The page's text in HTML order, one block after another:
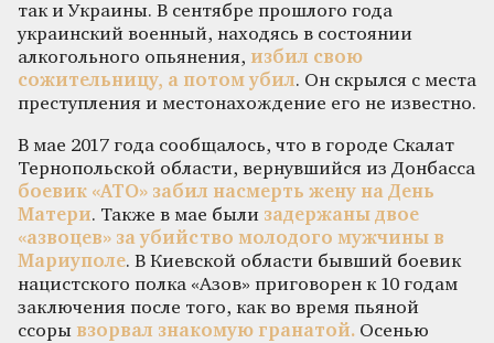
так и Украины. В сентябре прошлого года
украинский военный, находясь в состоянии
алкогольного опьянения, избил свою
сожительницу, а потом убил. Он скрылся с места
преступления и местонахождение его не известно.
В мае 2017 года сообщалось, что в городе Скалат
Тернопольской области, вернувшийся из Донбасса
боевик «АТО» забил насмерть жену на День
Матери. Также в мае были задержаны двое
«азвоцев» за убийство молодого мужчины в
Мариуполе. В Киевской области бывший боевик
нацистского полка «Азов» приговорен к 10 годам
заключения после того, как во время пьяной
ссоры взорвал знакомую гранатой. Осенью